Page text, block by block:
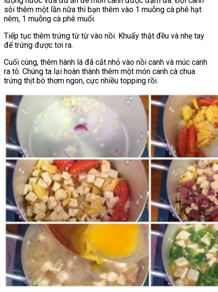
sôi thêm một lần nữa thì bạn thêm vào 1 muỗng cà phê hạt
nêm, 1 muỗng cà phê muối.
Tiếp tục thêm trứng từ từ vào nồi. Khuấy thật đều và nhẹ tay
để trứng được tơi ra.
Cuối cùng, thêm hành lá đã cắt nhỏ vào nồi canh và múc canh
ra tô. Chúng ta lại hoàn thành thêm một món canh cà chua
trứng thịt bò thơm ngon, cực nhiều topping rồi.